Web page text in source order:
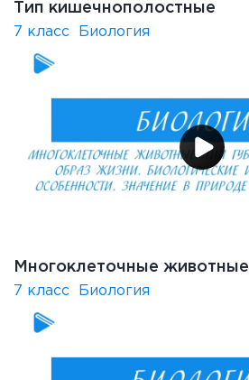
Тип кишечнополостные
7 класс Биология
Многоклеточные животные
7 класс Биология